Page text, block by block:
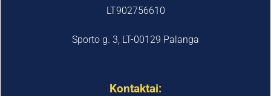
LT902756610
Sporto g. 3, LT-00129 Palanga
Kontaktai: